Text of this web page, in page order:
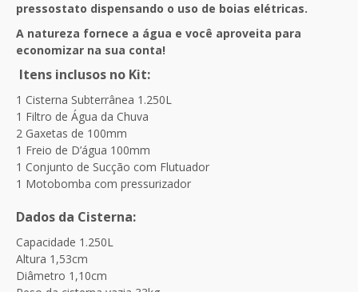
pressostato dispensando o uso de boias elétricas.
A natureza fornece a água e você aproveita para
economizar na sua conta!
Itens inclusos no Kit:
1 Cisterna Subterrânea 1.250L
1 Filtro de Água da Chuva
2 Gaxetas de 100mm
1 Freio de D’água 100mm
1 Conjunto de Sucção com Flutuador
1 Motobomba com pressurizador
Dados da Cisterna:
Capacidade 1.250L
Altura 1,53cm
Diâmetro 1,10cm